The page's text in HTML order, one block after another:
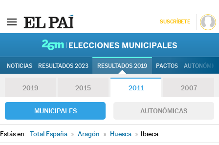
SUSCRÍBETE
NOTICIAS RESULTADOS 2023 RESULTADOS 2019 PACTOS
2019 2015 2011 2007
MUNICIPALES AUTONÓMICAS
Estás en: Total España » Aragón » Huesca » Ibieca